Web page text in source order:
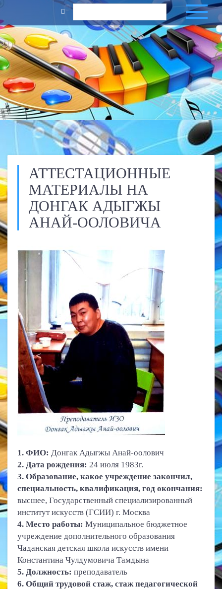
АТТЕСТАЦИОННЫЕ
МАТЕРИАЛЫ НА
ДОНГАК АДЫГЖЫ
АНАЙ-ООЛОВИЧА
1. ФИО: Донгак Адыгжы Анай-оолович
2. Дата рождения: 24 июля 1983г.
3. Образование, какое учреждение закончил,
специальность, квалификация, год окончания:
высшее, Государственный специализированный
институт искусств (ГСИИ) г. Москва
4. Место работы: Муниципальное бюджетное
учреждение дополнительного образования
Чаданская детская школа искусств имени
Константина Чулдумовича Тамдына
5. Должность: преподаватель
6. Общий трудовой стаж, стаж педагогической